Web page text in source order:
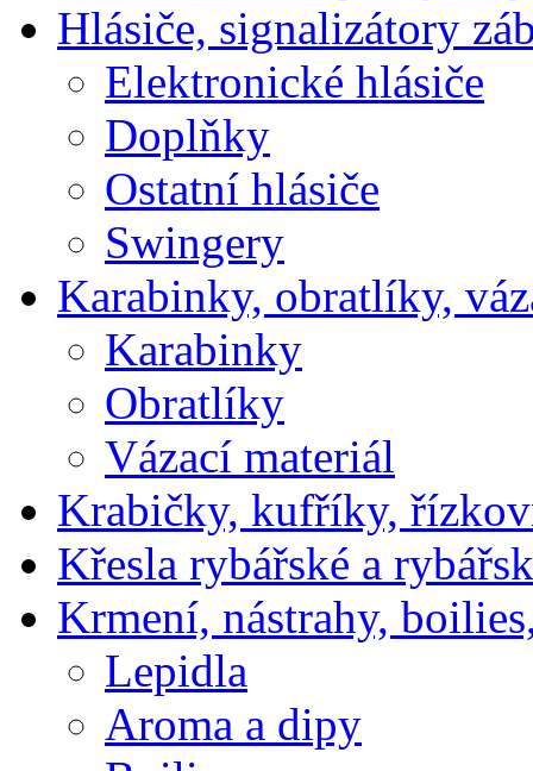
Hlásiče, signalizátory
Elektronické hlásiče
Doplňky
Ostatní hlásiče
Swingery
Karabinky, obratlíky,
Karabinky
Obratlíky
Vázací materiál
Krabičky, kufříky,
Křesla rybářské a
Krmení, nástrahy,
Lepidla
Aroma a dipy